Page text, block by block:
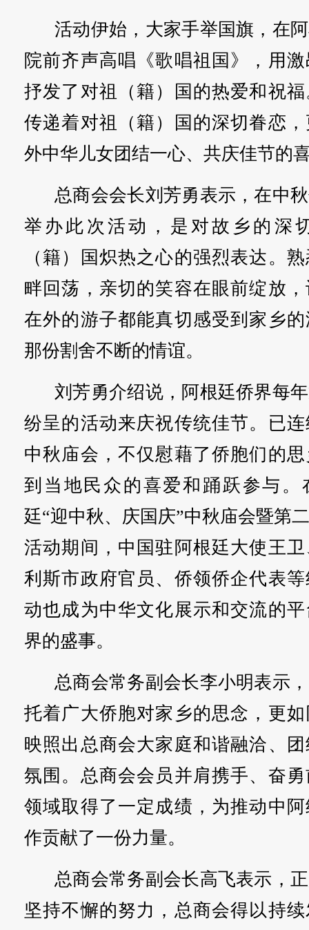
活动伊始，大家手举国旗，在
院前齐声高唱《歌唱祖国》，用
抒发了对祖（籍）国的热爱和祝
传递着对祖（籍）国的深切眷恋
外中华儿女团结一心、共庆佳节的
总商会会长刘芳勇表示，在中
举办此次活动，是对故乡的深
（籍）国炽热之心的强烈表达。
畔回荡，亲切的笑容在眼前绽放
在外的游子都能真切感受到家乡
那份割舍不断的情谊。
刘芳勇介绍说，阿根廷侨界每
纷呈的活动来庆祝传统佳节。已
中秋庙会，不仅慰藉了侨胞们的
到当地民众的喜爱和踊跃参与。
廷“迎中秋、庆国庆”中秋庙会暨第
活动期间，中国驻阿根廷大使王
利斯市政府官员、侨领侨企代表
动也成为中华文化展示和交流的
界的盛事。
总商会常务副会长李小明表示
托着广大侨胞对家乡的思念，更
映照出总商会大家庭和谐融洽、
氛围。总商会会员并肩携手、奋
领域取得了一定成绩，为推动中
作贡献了一份力量。
总商会常务副会长高飞表示，
坚持不懈的努力，总商会得以持